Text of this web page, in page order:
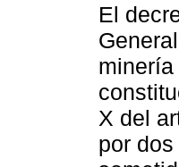
El
minería
X del
por